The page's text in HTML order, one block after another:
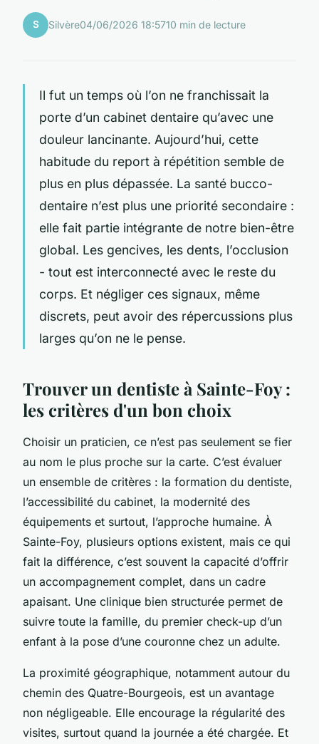
S Silvère04/06/2026 18:5710 min de lecture
Il fut un temps où l’on ne franchissait la
porte d’un cabinet dentaire qu’avec une
douleur lancinante. Aujourd’hui, cette
habitude du report à répétition semble de
plus en plus dépassée. La santé bucco-
dentaire n’est plus une priorité secondaire :
elle fait partie intégrante de notre bien-être
global. Les gencives, les dents, l’occlusion
- tout est interconnecté avec le reste du
corps. Et négliger ces signaux, même
discrets, peut avoir des répercussions plus
larges qu’on ne le pense.
Trouver un dentiste à Sainte-Foy :
les critères d'un bon choix
Choisir un praticien, ce n’est pas seulement se fier
au nom le plus proche sur la carte. C’est évaluer
un ensemble de critères : la formation du dentiste,
l’accessibilité du cabinet, la modernité des
équipements et surtout, l’approche humaine. À
Sainte-Foy, plusieurs options existent, mais ce qui
fait la différence, c’est souvent la capacité d’offrir
un accompagnement complet, dans un cadre
apaisant. Une clinique bien structurée permet de
suivre toute la famille, du premier check-up d’un
enfant à la pose d’une couronne chez un adulte.
La proximité géographique, notamment autour du
chemin des Quatre-Bourgeois, est un avantage
non négligeable. Elle encourage la régularité des
visites, surtout quand la journée a été chargée. Et